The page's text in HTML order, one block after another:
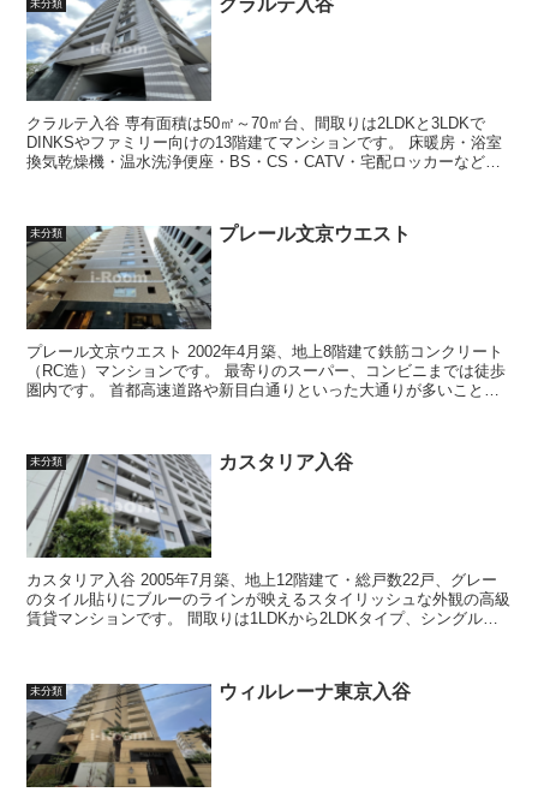
未分類 クラルテ入谷
クラルテ入谷 専有面積は50㎡～70㎡台、間取りは2LDKと3LDKで
DINKSやファミリー向けの13階建てマンションです。 床暖房・浴室
換気乾燥機・温水洗浄便座・BS・CS・CATV・宅配ロッカーなどの
未分類 プレール文京ウエスト
プレール文京ウエスト 2002年4月築、地上8階建て鉄筋コンクリート
（RC造）マンションです。 最寄りのスーパー、コンビニまでは徒歩
圏内です。 首都高速道路や新目白通りといった大通りが多いことも
未分類 カスタリア入谷
カスタリア入谷 2005年7月築、地上12階建て・総戸数22戸、グレー
のタイル貼りにブルーのラインが映えるスタイリッシュな外観の高級
賃貸マンションです。 間取りは1LDKから2LDKタイプ、シングルか
未分類 ウィルレーナ東京入谷